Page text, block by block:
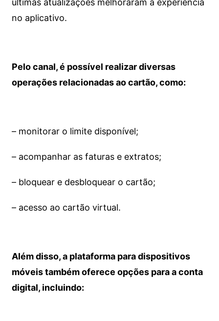
últimas atualizações melhoraram a experiência
no aplicativo.
Pelo canal, é possível realizar diversas
operações relacionadas ao cartão, como:
– monitorar o limite disponível;
– acompanhar as faturas e extratos;
– bloquear e desbloquear o cartão;
– acesso ao cartão virtual.
Além disso, a plataforma para dispositivos
móveis também oferece opções para a conta
digital, incluindo: